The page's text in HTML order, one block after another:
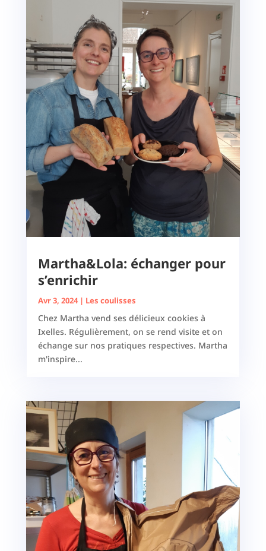
Martha&Lola: échanger pour
s’enrichir
Avr 3, 2024| Les coulisses
Chez Martha vend ses délicieux cookies à
Ixelles. Régulièrement, on se rend visite et on
échange sur nos pratiques respectives. Martha
m'inspire...